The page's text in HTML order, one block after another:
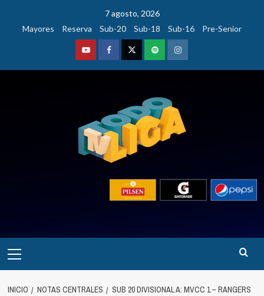
contenido
7 agosto, 2026
Mayores
Reserva Sub-20 Sub-18 Sub-16 Pre-Senior
YoutubeFacebookTwitterPodcastInstagram
principal
INICIO NOTAS CENTRALES
SUB 20 DIVISIONAL A: MVCC 1 – RANGERS